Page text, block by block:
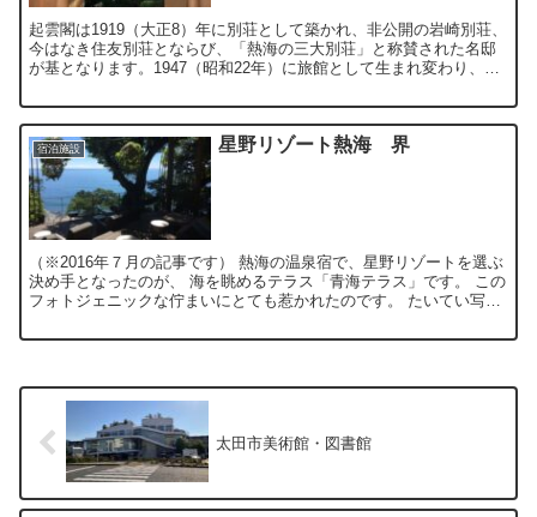
起雲閣は1919（大正8）年に別荘として築かれ、非公開の岩崎別荘、
今はなき住友別荘とならび、「熱海の三大別荘」と称賛された名邸
が基となります。1947（昭和22年）に旅館として生まれ変わり、熱
宿泊施設 星野リゾート熱海 界
（※2016年７月の記事です） 熱海の温泉宿で、星野リゾートを選ぶ
決め手となったのが、 海を眺めるテラス「青海テラス」です。 この
フォトジェニックな佇まいにとても惹かれたのです。 たいてい写真
太田市美術館・図書館